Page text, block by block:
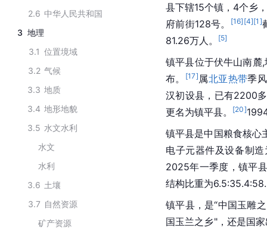
2.6 中华人民共和国
3 地理
3.1 位置境域
3.2 气候
3.3 地质
3.4 地形地貌
3.5 水文水利
水文
水利
3.6 土壤
3.7 自然资源
矿产资源
县下辖15个镇，4个乡
府前街128号。
[16] [4][1 ]
81.26万人。
[5]
镇平县位于伏牛山南麓
布。
[17] 属北亚热带季
汉初设县，已有2200
更名为镇平县。
[20]
镇平县是中国粮食核心
电子元器件及设备制
2025年一季度，镇平
结构比重为
镇平县，是“中国玉雕
国玉兰之乡"，还是国